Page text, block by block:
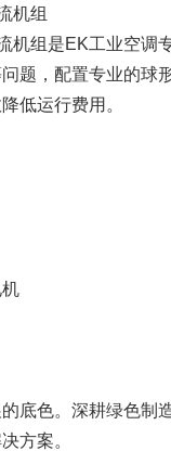
机组
机组是EK工业空调
题，配置专业的
低运行费用。
底色。深耕绿色制
方案。